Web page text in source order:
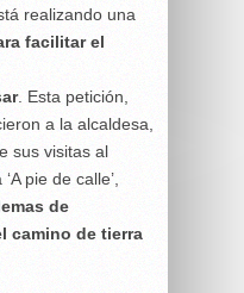
realizando una
facilitar el
. Esta petición,
a la alcaldesa,
sus visitas al
pie de calle’,
de
camino de tierra